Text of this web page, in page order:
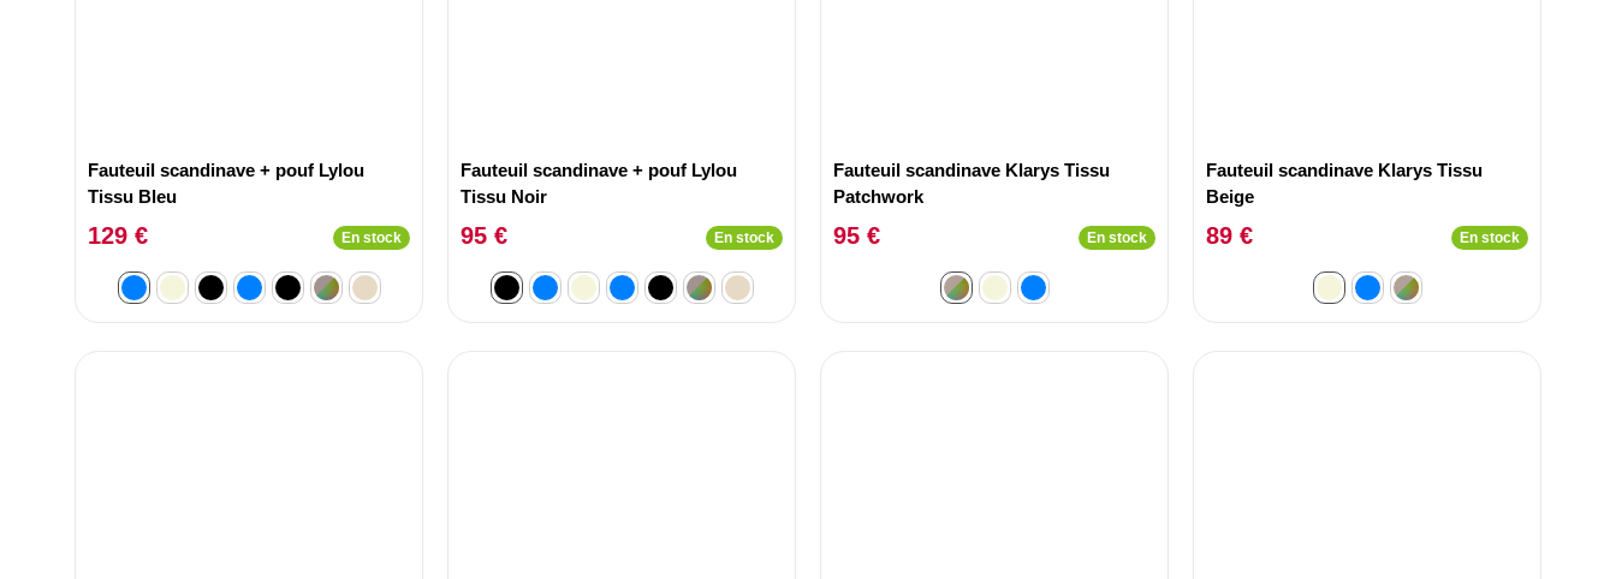
Fauteuil scandinave + pouf Lylou
Tissu Bleu
129 € En stock
Fauteuil scandinave + pouf Lylou
Tissu Noir
95 € En stock
Fauteuil scandinave Klarys Tissu
Patchwork
95 € En stock
Fauteuil scandinave Klarys Tissu
Beige
89 € En stock